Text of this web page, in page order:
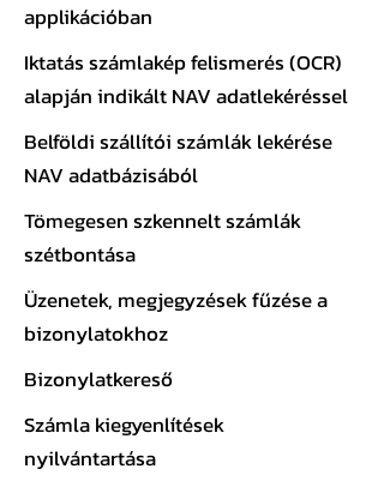
applikációban
Iktatás számlakép felismerés (OCR)
alapján indikált NAV adatlekéréssel
Belföldi szállítói számlák lekérése
NAV adatbázisából
Tömegesen szkennelt számlák
szétbontása
Üzenetek, megjegyzések fűzése a
bizonylatokhoz
Bizonylatkereső
Számla kiegyenlítések
nyilvántartása